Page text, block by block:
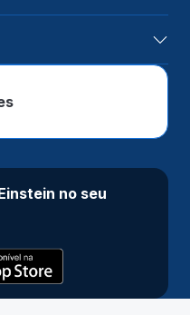
no seu